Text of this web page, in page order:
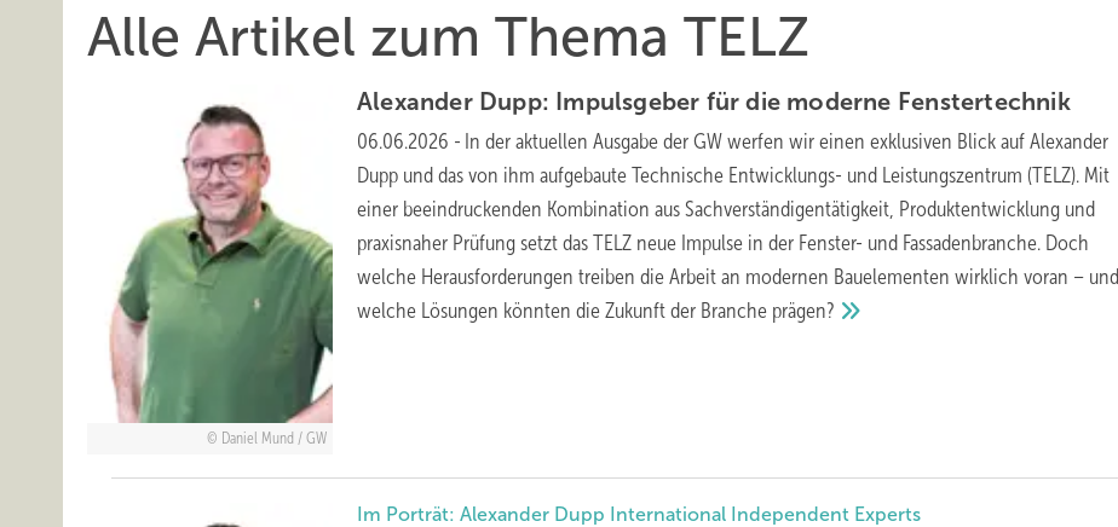
Alle Artikel zum Thema TELZ
Daniel Mund / GW
Alexander Dupp: Impulsgeber für die moderne Fenstertechnik
06.06.2026 - In der aktuellen Ausgabe der GW werfen wir einen exklusiven Blick auf Alexander
Dupp und das von ihm aufgebaute Technische Entwicklungs- und Leistungszentrum (TELZ). Mit
einer beeindruckenden Kombination aus Sachverständigentätigkeit, Produktentwicklung und
praxisnaher Prüfung setzt das TELZ neue Impulse in der Fenster- und Fassadenbranche. Doch
welche Herausforderungen treiben die Arbeit an modernen Bauelementen wirklich voran – und
welche Lösungen könnten die Zukunft der Branche prägen?
Im Porträt: Alexander Dupp International Independent Experts